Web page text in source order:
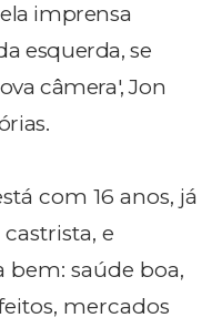
imprensa
esquerda, se
câmera', Jon
com 16 anos, já
e
saúde boa,
mercados